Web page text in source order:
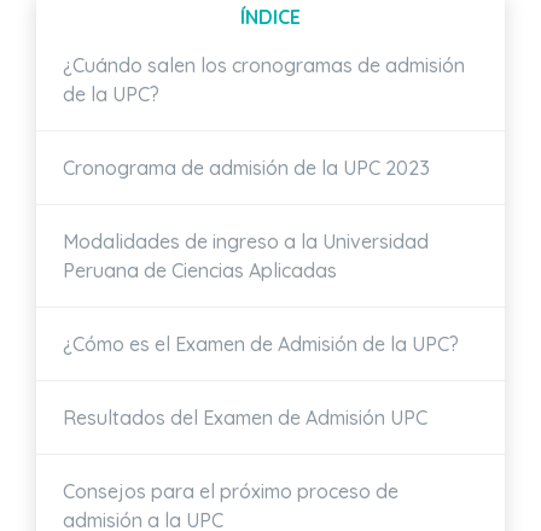
ÍNDICE
¿Cuándo salen los cronogramas de admisión
de la UPC?
Cronograma de admisión de la UPC 2023
Modalidades de ingreso a la Universidad
Peruana de Ciencias Aplicadas
¿Cómo es el Examen de Admisión de la UPC?
Resultados del Examen de Admisión UPC
Consejos para el próximo proceso de
admisión a la UPC